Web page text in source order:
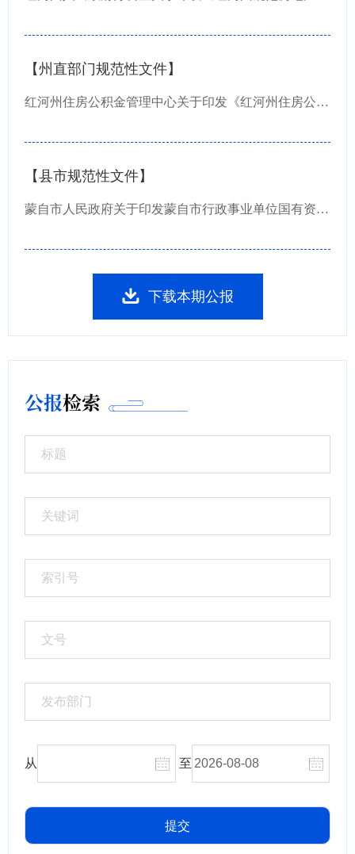
【州直部门规范性文件】
红河州住房公积金管理中心关于印发《红河州住房公积金缴存管理办法》《红河州住房公积金提取...
【县市规范性文件】
蒙自市人民政府关于印发蒙自市行政事业单位国有资产管理办法的通知
下载本期公报
公报检索
从 至